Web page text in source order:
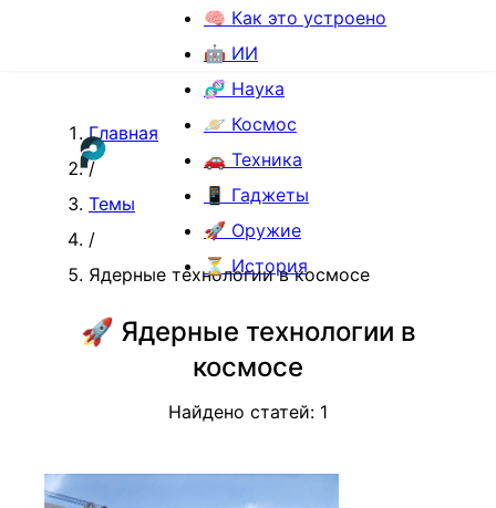
🧠 Как это устроено
🤖 ИИ
🧬 Наука
🪐 Космос
🚗 Техника
📱 Гаджеты
🚀 Оружие
⏳ История
Главная
/
Темы
/
Ядерные технологии в космосе
🚀 Ядерные технологии в
космосе
Найдено статей: 1